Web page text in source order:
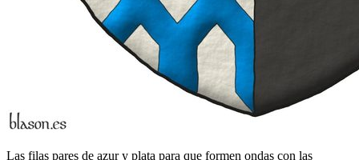
Las filas pares de azur y plata para que formen ondas con las